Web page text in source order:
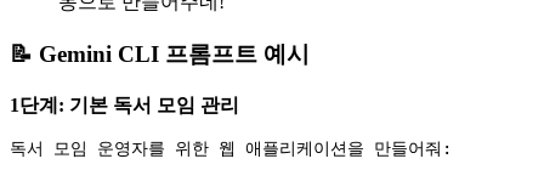
📝 Gemini CLI 프롬프트 예시
1단계: 기본 독서 모임 관리
독서 모임 운영자를 위한 웹 애플리케이션을 만들어줘: